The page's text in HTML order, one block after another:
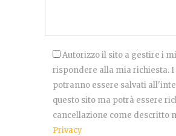
Autorizzo il sito a gestire i
rispondere alla mia richiesta.
potranno essere salvati
questo sito ma potrà essere
cancellazione come descritto
Privacy